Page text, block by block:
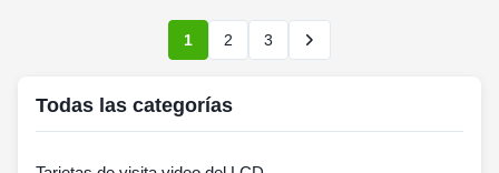
1 2 3
Todas las categorías